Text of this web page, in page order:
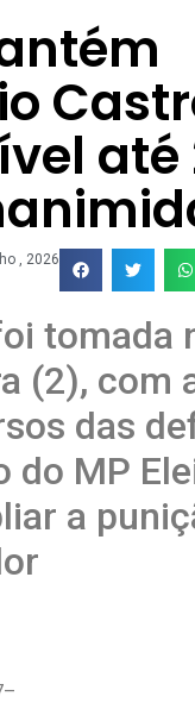
até
, 2026
tomada
(2), com
das
do MP
a
–